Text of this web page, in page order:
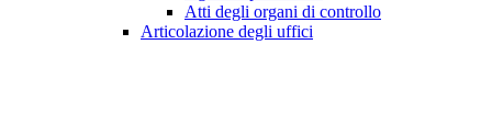
Atti degli organi di controllo
Articolazione degli uffici